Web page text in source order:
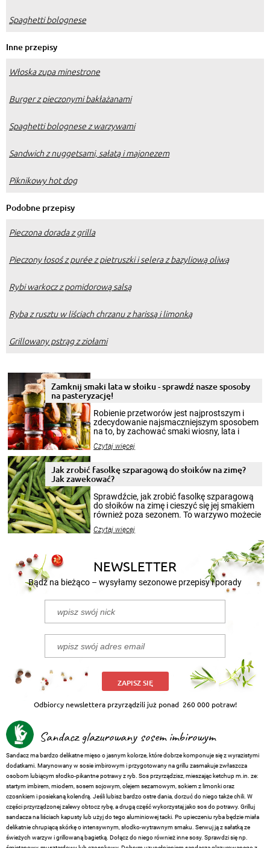
Spaghetti bolognese
Inne przepisy
Włoska zupa minestrone
Burger z pieczonymi bakłażanami
Spaghetti bolognese z warzywami
Sandwich z nuggetsami, sałatą i majonezem
Piknikowy hot dog
Podobne przepisy
Pieczona dorada z grilla
Pieczony łosoś z purée z pietruszki i selera z bazyliową oliwą
Rybi warkocz z pomidorową salsą
Ryba z rusztu w liściach chrzanu z harissą i limonką
Grillowany pstrąg z ziołami
Zamknij smaki lata w słoiku - sprawdź nasze sposoby
na pasteryzację!
Robienie przetworów jest najprostszym i
zdecydowanie najsmaczniejszym sposobem
na to, by zachować smaki wiosny, lata i
krajobrazów, by cieszyć nimi oko w sezonie
pełni poczuć atmosferę cieplejszych
miesięcy. Przygotowanie słoików ze
patenty, które pozwolą zachować świeżość
przetworów.
Czytaj więcej
Jak zrobić fasolkę szparagową do słoików na zimę?
Jak zawekować?
Sprawdźcie, jak zrobić fasolkę szparagową
do słoików na zimę i cieszyć się jej smakiem
również poza sezonem. To warzywo możecie
nasze propozycje!
Czytaj więcej
NEWSLETTER
Bądź na bieżąco – wysyłamy sezonowe przepisy i porady
ZAPISZ SIĘ
Odbiorcy newslettera przyrządzili już ponad 260 000 potraw!
Sandacz glazurowany sosem imbirowym
Sandacz ma bardzo delikatne mięso o jasnym kolorze, które dobrze komponuje się z wyrazistymi
dodatkami. Marynowany w sosie imbirowym i przygotowany na grillu zasmakuje zwłaszcza
osobom lubiącym słodko-pikantne potrawy z ryb. Sos przyrządzisz, mieszając ketchup m.in. ze:
startym imbirem, miodem, sosem sojowym, olejem sezamowym, sokiem z limonki oraz
czosnkiem i posiekaną kolendrą. Jeśli lubisz bardzo ostre dania, dorzuć do niego także chili. W
części przyrządzonej zalewy obtocz rybę, a drugą część wykorzystaj jako sos do potrawy. Grilluj
sandacza na liściach kapusty lub użyj do tego aluminiowej tacki. Po upieczeniu ryba będzie miała
delikatnie chrupiącą skórkę o intensywnym, słodko-wytrawnym smaku. Serwuj ją z sałatką ze
świeżych warzyw i grillowaną bagietką. Dołącz do niego również inne sosy. Sprawdzi się np.